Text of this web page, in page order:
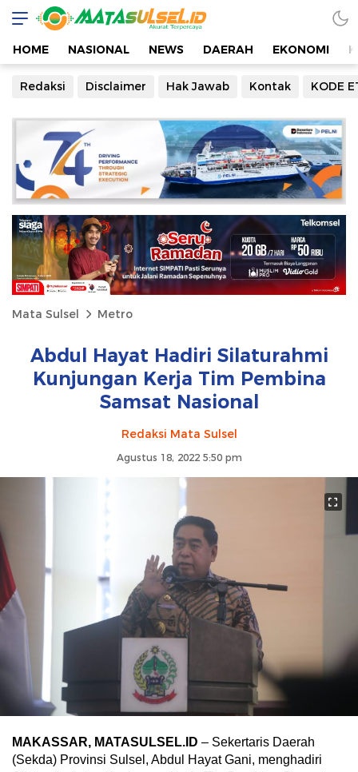
HOME NASIONAL NEWS DAERAH EKONOMI
Redaksi Disclaimer Hak Jawab Kontak KODE
Mata Sulsel Metro
Abdul Hayat Hadiri Silaturahmi
Kunjungan Kerja Tim Pembina
Samsat Nasional
Redaksi Mata Sulsel
Agustus 18, 2022 5:50 pm
MAKASSAR, MATASULSEL.ID – Sekertaris Daerah
(Sekda) Provinsi Sulsel, Abdul Hayat Gani, menghadiri